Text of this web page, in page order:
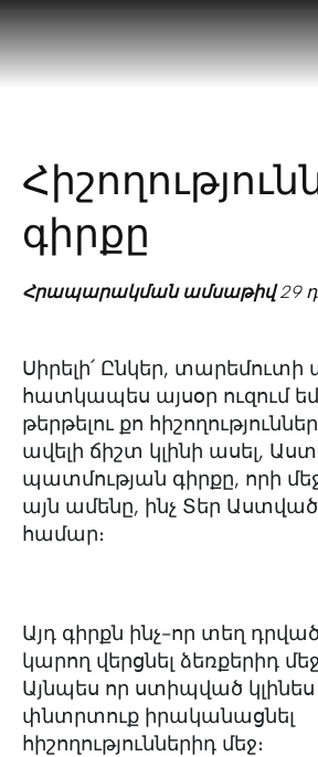
գիրքը
Հրապարակման ամսաթիվ29
Սիրելի՛ Ընկեր, տարեմուտի
հատկապես այսօր ուզում
թերթելու քո
ավելի ճիշտ կլինի ասել,
պատմության գիրքը, որի
այն ամենը, ինչ Տեր Աստված
համար։
Այդ գիրքն ինչ-որ տեղ դրված
կարող վերցնել ձեռքերիդ մեջ
Այնպես որ ստիպված
փնտրտուք իրականացնել
հիշողություններիդ մեջ։